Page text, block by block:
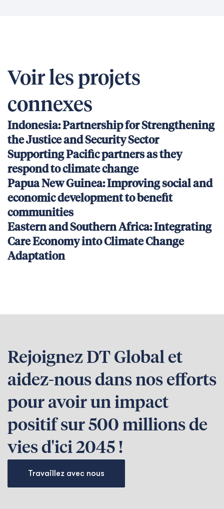
Voir les projets
connexes
Indonesia: Partnership for Strengthening
the Justice and Security Sector
Supporting Pacific partners as they
respond to climate change
Papua New Guinea: Improving social and
economic development to benefit
communities
Eastern and Southern Africa: Integrating
Care Economy into Climate Change
Adaptation
Rejoignez DT Global et
aidez-nous dans nos efforts
pour avoir un impact
positif sur 500 millions de
vies d'ici 2045 !
Travaillez avec nous